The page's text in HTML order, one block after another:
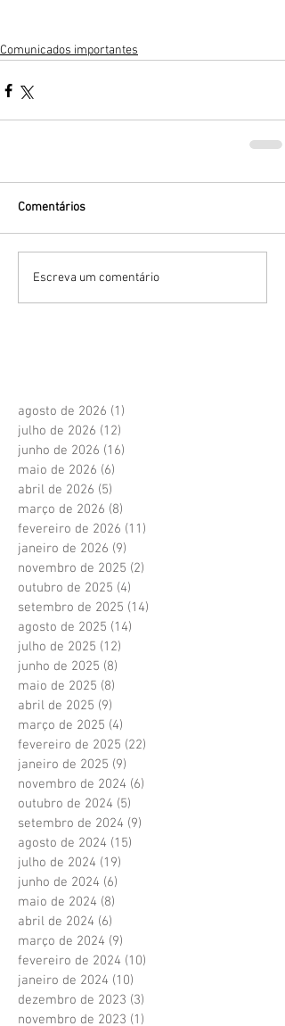
Comunicados importantes
Comentários
Escreva um comentário
agosto de 2026 (1)
julho de 2026 (12)
junho de 2026 (16)
maio de 2026 (6)
abril de 2026 (5)
março de 2026 (8)
fevereiro de 2026 (11)
janeiro de 2026 (9)
novembro de 2025 (2)
outubro de 2025 (4)
setembro de 2025 (14)
agosto de 2025 (14)
julho de 2025 (12)
junho de 2025 (8)
maio de 2025 (8)
abril de 2025 (9)
março de 2025 (4)
fevereiro de 2025 (22)
janeiro de 2025 (9)
novembro de 2024 (6)
outubro de 2024 (5)
setembro de 2024 (9)
agosto de 2024 (15)
julho de 2024 (19)
junho de 2024 (6)
maio de 2024 (8)
abril de 2024 (6)
março de 2024 (9)
fevereiro de 2024 (10)
janeiro de 2024 (10)
dezembro de 2023 (3)
novembro de 2023 (1)